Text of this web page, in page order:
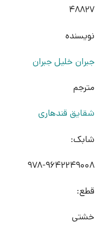
48827
نویسنده
جبران خلیل جبران
مترجم
شقایق قندهاری
شابک:
978-9642249008
قطع:
خشتی